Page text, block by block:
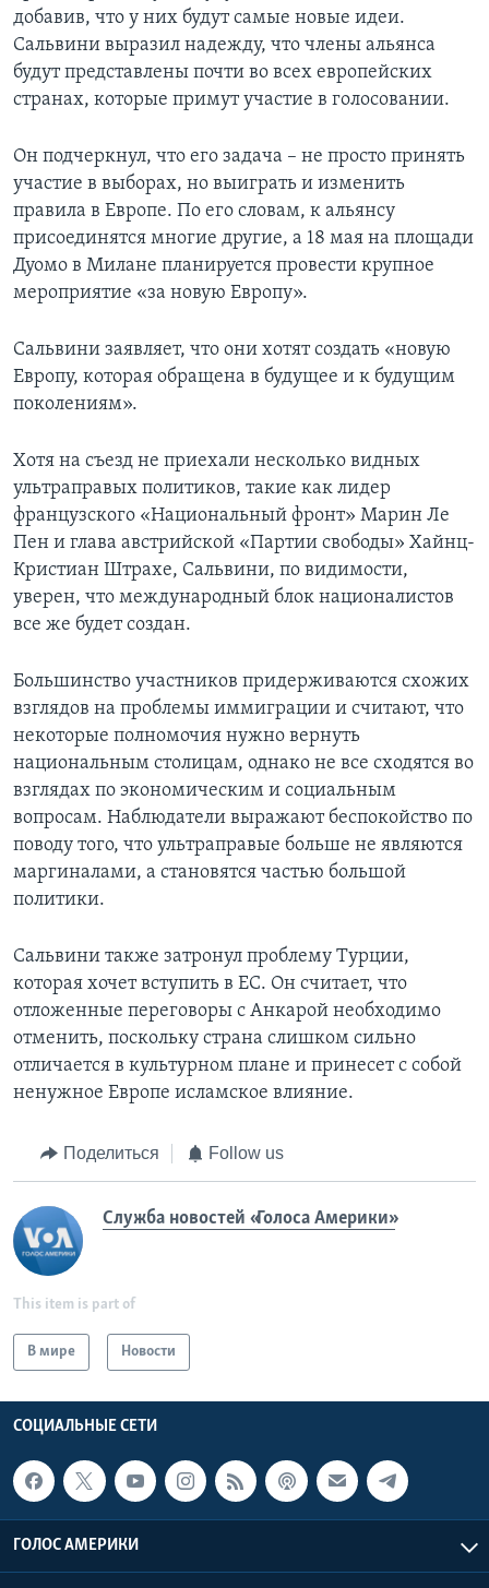
добавив, что у них будут самые новые идеи.
Сальвини выразил надежду, что члены альянса
будут представлены почти во всех европейских
странах, которые примут участие в голосовании.
Он подчеркнул, что его задача – не просто принять
участие в выборах, но выиграть и изменить
правила в Европе. По его словам, к альянсу
присоединятся многие другие, а 18 мая на площади
Дуомо в Милане планируется провести крупное
мероприятие «за новую Европу».
Сальвини заявляет, что они хотят создать «новую
Европу, которая обращена в будущее и к будущим
поколениям».
Хотя на съезд не приехали несколько видных
ультраправых политиков, такие как лидер
французского «Национальный фронт» Марин Ле
Пен и глава австрийской «Партии свободы» Хайнц-
Кристиан Штрахе, Сальвини, по видимости,
уверен, что международный блок националистов
все же будет создан.
Большинство участников придерживаются схожих
взглядов на проблемы иммиграции и считают, что
некоторые полномочия нужно вернуть
национальным столицам, однако не все сходятся во
взглядах по экономическим и социальным
вопросам. Наблюдатели выражают беспокойство по
поводу того, что ультраправые больше не являются
маргиналами, а становятся частью большой
политики.
Сальвини также затронул проблему Турции,
которая хочет вступить в ЕС. Он считает, что
отложенные переговоры с Анкарой необходимо
отменить, поскольку страна слишком сильно
отличается в культурном плане и принесет с собой
ненужное Европе исламское влияние.
Поделиться Follow us
Служба новостей «Голоса Америки»
This item is part of
В мире Новости
СОЦИАЛЬНЫЕ СЕТИ
ГОЛОС АМЕРИКИ